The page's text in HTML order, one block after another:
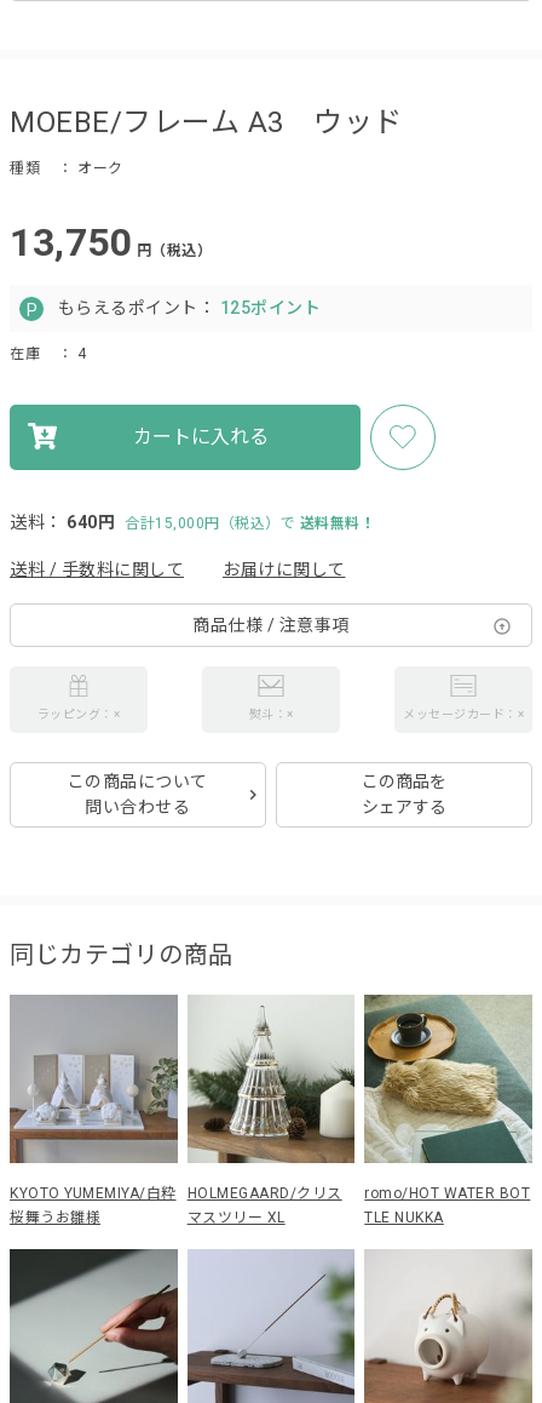
MOEBE/フレーム A3 ウッド
種類 ： オーク
13,750 円（税込）
もらえるポイント： 125ポイント
在庫 ： 4
カートに入れる
送料： 640円 合計15,000円（税込）で 送料無料！
送料 / 手数料に関して お届けに関して
商品仕様 / 注意事項
ラッピング：× 熨斗：× メッセージカード：×
この商品について
問い合わせる
この商品を
シェアする
同じカテゴリの商品
KYOTO YUMEMIYA/白粋
桜舞うお雛様
HOLMEGAARD/クリス
マスツリー XL
romo/HOT WATER BOT
TLE NUKKA